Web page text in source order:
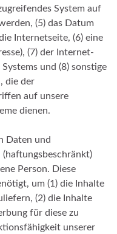
System auf
(5) das Datum
Internetseite, (6) eine
(7) der Internet-
und (8) sonstige
die der
auf unsere
dienen.
Daten und
Person. Diese
um (1) die Inhalte
(2) die Inhalte
für diese zu
unserer